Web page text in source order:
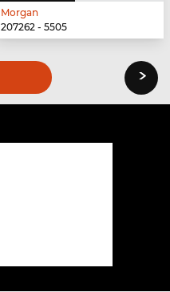
Morgan
207262 - 5505
›